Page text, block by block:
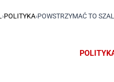
›POLITYKA›POWSTRZYMAĆ TO